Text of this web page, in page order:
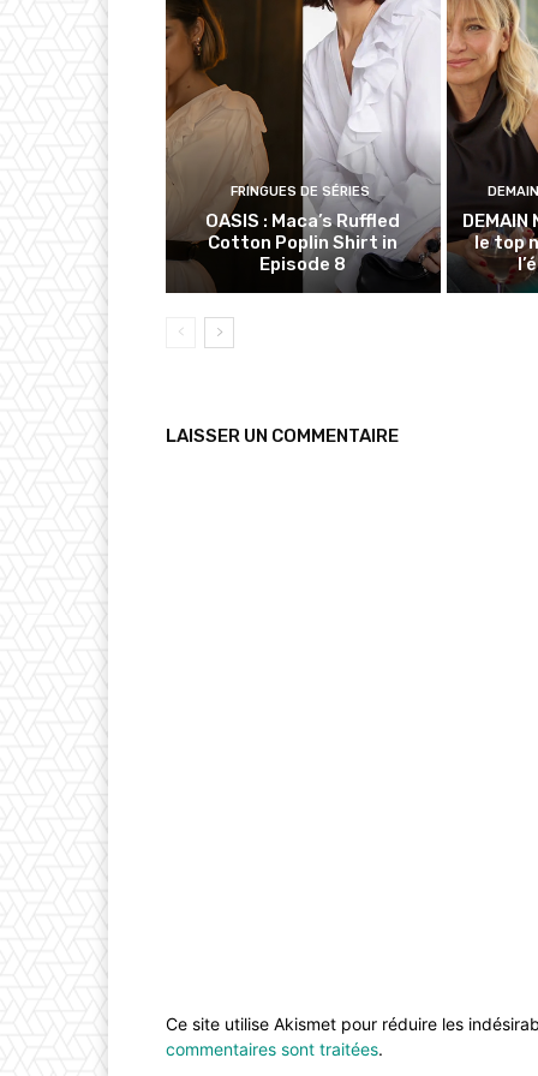
FRINGUES DE SÉRIES
OASIS : Maca’s Ruffled
Cotton Poplin Shirt in
Episode 8
DEMAIN
le top
LAISSER UN COMMENTAIRE
Ce site utilise Akismet pour réduire les
commentaires sont traitées.